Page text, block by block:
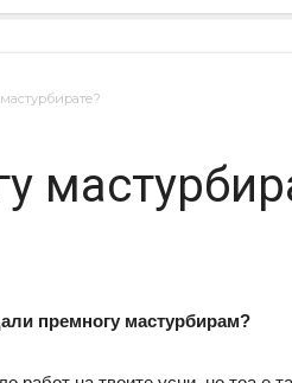
премногу мастурбирам?